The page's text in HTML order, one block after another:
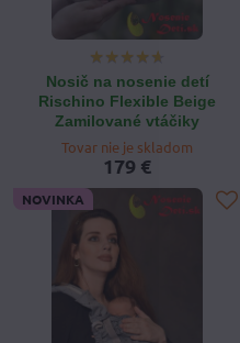
Nosič na nosenie detí
Rischino Flexible Beige
Zamilované vtáčiky
Tovar nie je skladom
179 €
NOVINKA